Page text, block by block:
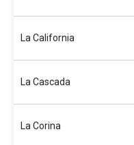
La California
La Cascada
La Corina